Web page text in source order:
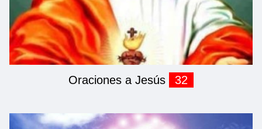
Oraciones a Jesús 32